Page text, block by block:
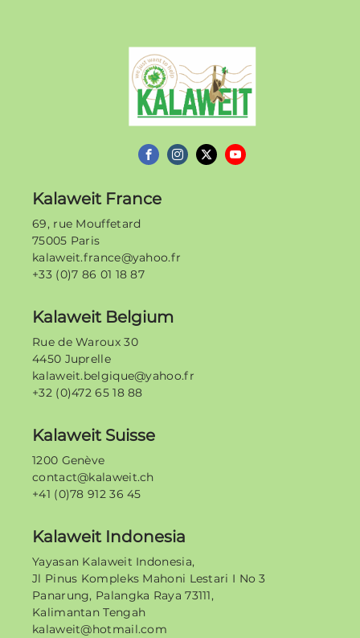
Kalaweit
Kalaweit France
69, rue Mouffetard
75005 Paris
kalaweit.france@yahoo.fr
+33 (0)7 86 01 18 87
Kalaweit Belgium
Rue de Waroux 30
4450 Juprelle
kalaweit.belgique@yahoo.fr
+32 (0)472 65 18 88
Kalaweit Suisse
1200 Genève
contact@kalaweit.ch
+41 (0)78 912 36 45
Kalaweit Indonesia
Yayasan Kalaweit Indonesia,
Jl Pinus Kompleks Mahoni Lestari I No 3
Panarung, Palangka Raya 73111,
Kalimantan Tengah
kalaweit@hotmail.com